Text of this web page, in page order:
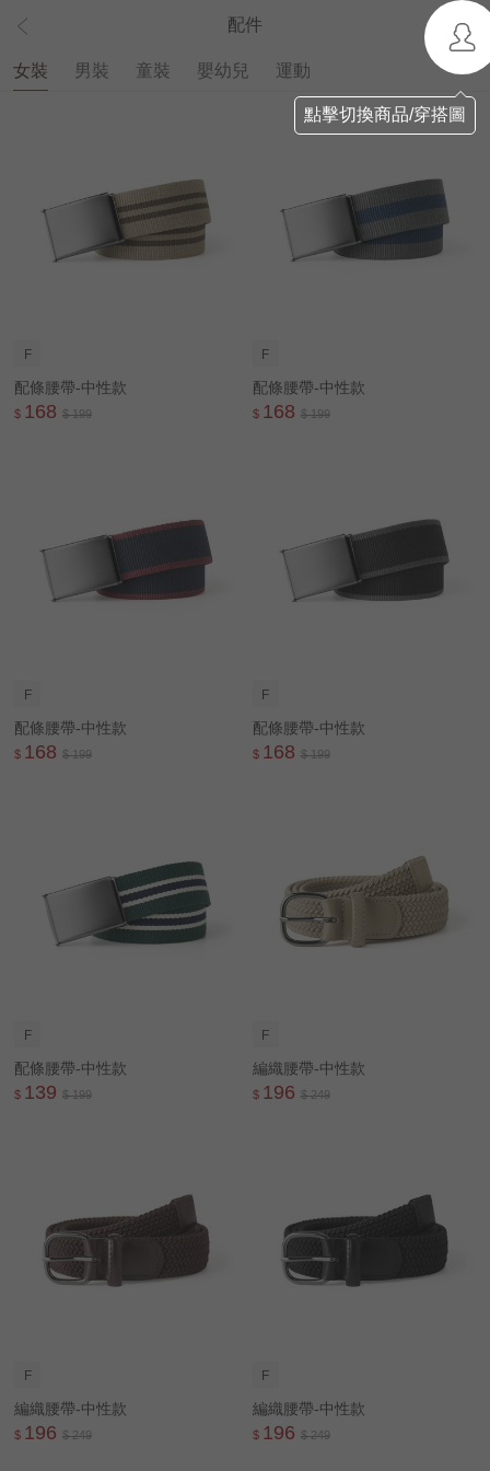
配件
女裝 男裝 童裝 嬰幼兒 運動
F
配條腰帶-中性款
$ 168 $ 199
F
配條腰帶-中性款
$ 168 $ 199
F
配條腰帶-中性款
$ 168 $ 199
F
配條腰帶-中性款
$ 168 $ 199
F
配條腰帶-中性款
$ 139 $ 199
F
編織腰帶-中性款
$ 196 $ 249
F
編織腰帶-中性款
$ 196 $ 249
F
編織腰帶-中性款
$ 196 $ 249
點擊切換商品/穿搭圖